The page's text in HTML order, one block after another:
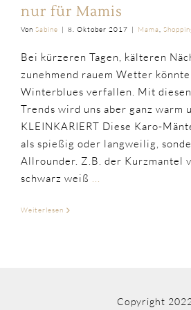
nur für Mamis
Von Sabine | 8. Oktober 2017 | Mama,
Bei kürzeren Tagen, kälteren
zunehmend rauem Wetter
Winterblues verfallen. Mit
Trends wird uns aber ganz warm
KLEINKARIERT Diese Karo-
als spießig oder langweilig,
Allrounder. Z.B. der Kurzmantel
schwarz weiß ...
Weiterlesen
Copyright